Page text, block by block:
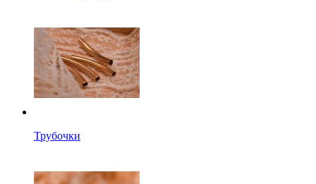
Трубочки